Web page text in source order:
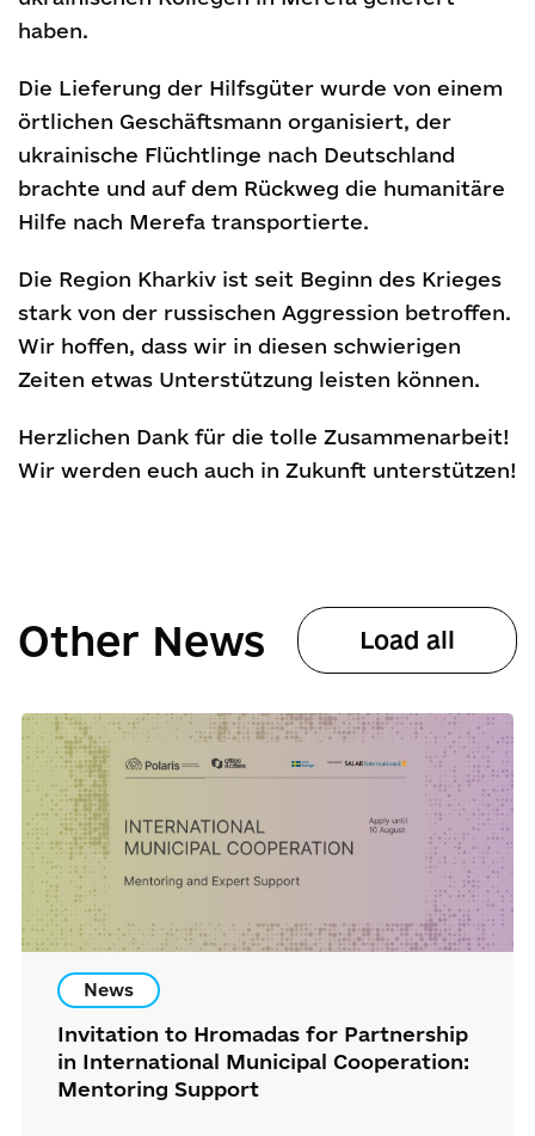
haben.
Die Lieferung der Hilfsgüter wurde von einem
örtlichen Geschäftsmann organisiert, der
ukrainische Flüchtlinge nach Deutschland
brachte und auf dem Rückweg die humanitäre
Hilfe nach Merefa transportierte.
Die Region Kharkiv ist seit Beginn des Krieges
stark von der russischen Aggression betroffen.
Wir hoffen, dass wir in diesen schwierigen
Zeiten etwas Unterstützung leisten können.
Herzlichen Dank für die tolle Zusammenarbeit!
Wir werden euch auch in Zukunft unterstützen!
Other News Load all
News
Invitation to Hromadas for Partnership
in International Municipal Cooperation:
Mentoring Support